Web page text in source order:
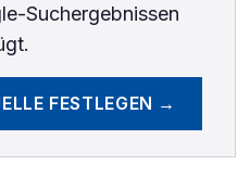
Suchergebnissen
FESTLEGEN →